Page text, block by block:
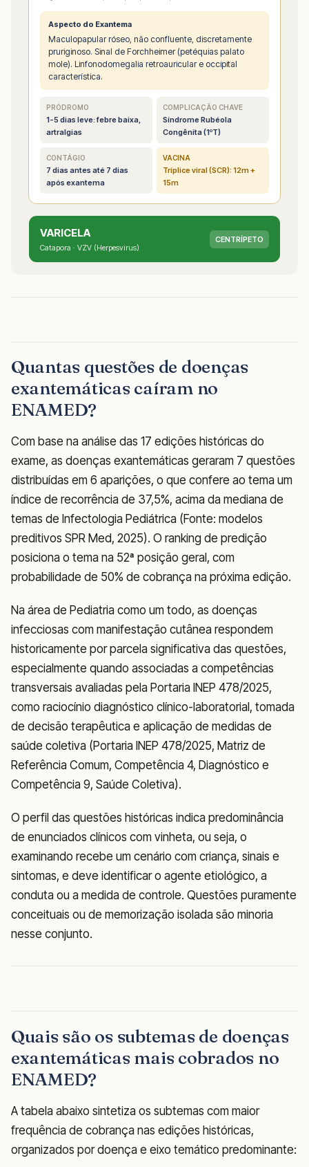
Aspecto do Exantema
Maculopapular róseo, não confluente, discretamente
pruriginoso. Sinal de Forchheimer (petéquias palato
mole). Linfonodomegalia retroauricular e occipital
característica.
PRÓDROMO
1-5 dias leve: febre baixa,
artralgias
COMPLICAÇÃO CHAVE
Síndrome Rubéola
Congênita (1ºT)
CONTÁGIO
7 dias antes até 7 dias
após exantema
VACINA
Tríplice viral (SCR): 12m +
15m
VARICELA
Catapora · VZV (Herpesvirus)
CENTRÍPETO
Quantas questões de doenças
exantemáticas caíram no
ENAMED?
Com base na análise das 17 edições históricas do
exame, as doenças exantemáticas geraram 7 questões
distribuídas em 6 aparições, o que confere ao tema um
índice de recorrência de 37,5%, acima da mediana de
temas de Infectologia Pediátrica (Fonte: modelos
preditivos SPR Med, 2025). O ranking de predição
posiciona o tema na 52ª posição geral, com
probabilidade de 50% de cobrança na próxima edição.
Na área de Pediatria como um todo, as doenças
infecciosas com manifestação cutânea respondem
historicamente por parcela significativa das questões,
especialmente quando associadas a competências
transversais avaliadas pela Portaria INEP 478/2025,
como raciocínio diagnóstico clínico-laboratorial, tomada
de decisão terapêutica e aplicação de medidas de
saúde coletiva (Portaria INEP 478/2025, Matriz de
Referência Comum, Competência 4, Diagnóstico e
Competência 9, Saúde Coletiva).
O perfil das questões históricas indica predominância
de enunciados clínicos com vinheta, ou seja, o
examinando recebe um cenário com criança, sinais e
sintomas, e deve identificar o agente etiológico, a
conduta ou a medida de controle. Questões puramente
conceituais ou de memorização isolada são minoria
nesse conjunto.
Quais são os subtemas de doenças
exantemáticas mais cobrados no
ENAMED?
A tabela abaixo sintetiza os subtemas com maior
frequência de cobrança nas edições históricas,
organizados por doença e eixo temático predominante: